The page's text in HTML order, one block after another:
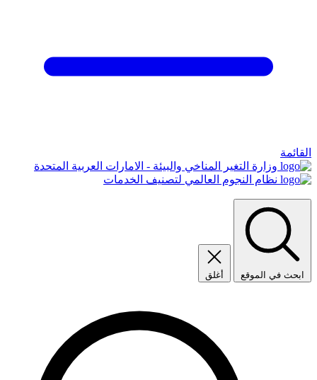
القائمة
وزارة التغير المناخي والبيئة - الامارات العربية المتحدة
نظام النجوم العالمي لتصنيف الخدمات
ابحث في الموقع أغلق